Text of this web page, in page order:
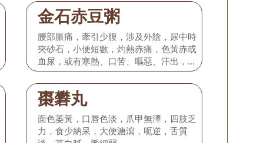
金石赤豆粥
腰部脹痛，牽引少腹，涉及外陰，尿中時
夾砂石，小便短數，灼熱赤痛，色黃赤或
血尿，或有寒熱、口苦、嘔惡、汗出，舌
質紅，舌苔黃膩，脈弦數。
棗礬丸
面色萎黃，口唇色淡，爪甲無澤，四肢乏
力，食少納呆，大便溏瀉，呃逆，舌質